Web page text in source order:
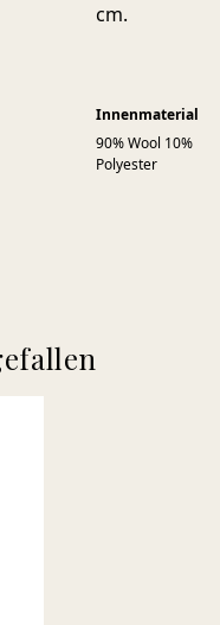
cm.
Innenmaterial
90% Wool 10%
Polyester